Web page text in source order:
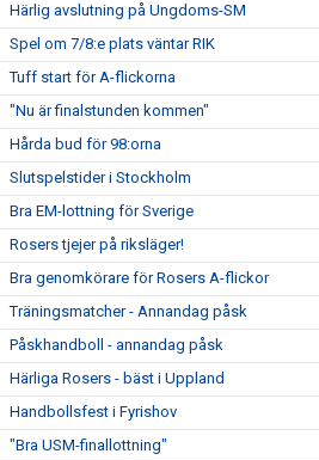
Härlig avslutning på Ungdoms-SM
Spel om 7/8:e plats väntar RIK
Tuff start för A-flickorna
"Nu är finalstunden kommen"
Hårda bud för 98:orna
Slutspelstider i Stockholm
Bra EM-lottning för Sverige
Rosers tjejer på riksläger!
Bra genomkörare för Rosers A-flickor
Träningsmatcher - Annandag påsk
Påskhandboll - annandag påsk
Härliga Rosers - bäst i Uppland
Handbollsfest i Fyrishov
"Bra USM-finallottning"